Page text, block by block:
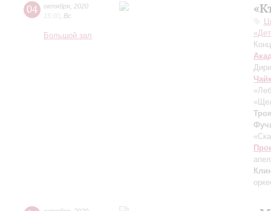
04 октября 2020
15:00 Вс
Большой зал